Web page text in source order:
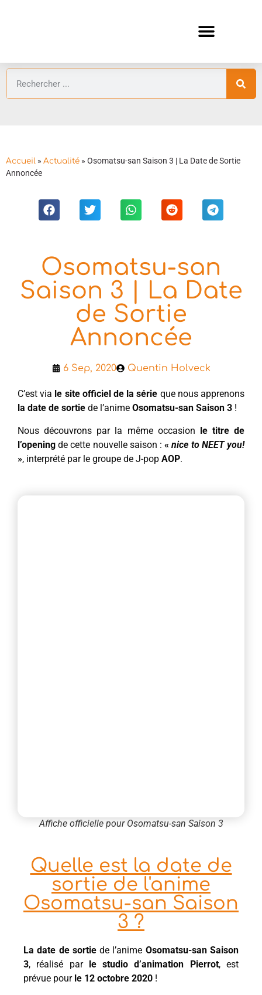
Accueil » Actualité » Osomatsu-san Saison 3 | La Date de Sortie
Annoncée
Osomatsu-san
Saison 3 | La Date
de Sortie
Annoncée
6 Sep, 2020 Quentin Holveck
C’est via le site officiel de la série que nous apprenons
la date de sortie de l’anime Osomatsu-san Saison 3 !
Nous découvrons par la même occasion le titre de
l’opening de cette nouvelle saison :«nice to NEET you!
», interprété par le groupe de J-pop AOP.
Affiche officielle pour Osomatsu-san Saison 3
Quelle est la date de
sortie de l'anime
Osomatsu-san Saison
3 ?
La date de sortiede l’anime Osomatsu-san Saison
3, réalisé par le studio d’animation Pierrot, est
prévue pour le 12 octobre 2020 !